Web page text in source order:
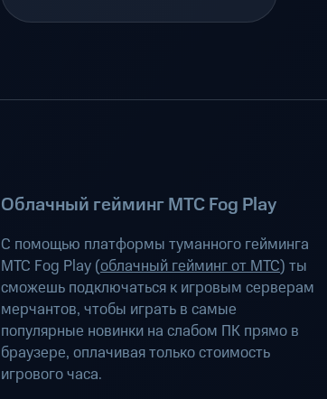
Облачный гейминг МТС Fog Play
С помощью платформы туманного гейминга
МТС Fog Play (облачный гейминг от МТС) ты
сможешь подключаться к игровым серверам
мерчантов, чтобы играть в самые
популярные новинки на слабом ПК прямо в
браузере, оплачивая только стоимость
игрового часа.